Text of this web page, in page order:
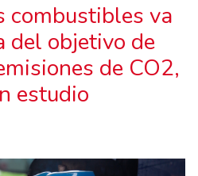
combustibles va
del objetivo de
de CO2,
estudio